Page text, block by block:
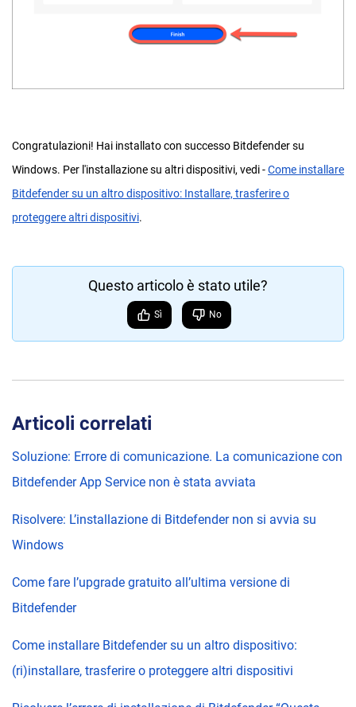
Congratulazioni! Hai installato con successo Bitdefender su
Windows. Per l'installazione su altri dispositivi, vedi -Come installare
Bitdefender su un altro dispositivo: Installare, trasferire o
proteggere altri dispositivi.
Questo articolo è stato utile?
Sì No
Articoli correlati
Soluzione: Errore di comunicazione. La comunicazione con
Bitdefender App Service non è stata avviata
Risolvere: L’installazione di Bitdefender non si avvia su
Windows
Come fare l’upgrade gratuito all’ultima versione di
Bitdefender
Come installare Bitdefender su un altro dispositivo:
(ri)installare, trasferire o proteggere altri dispositivi